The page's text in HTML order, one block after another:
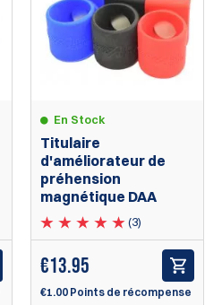
En Stock
Titulaire
d'améliorateur de
préhension
magnétique DAA
(3)
€13.95
€1.00 Points de récompense